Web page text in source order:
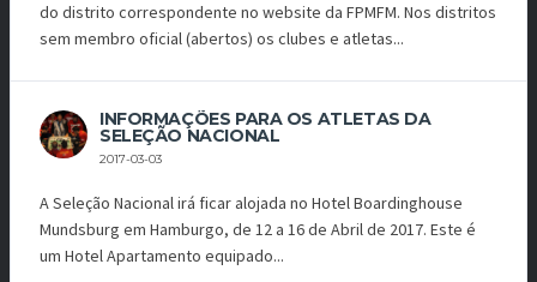
do distrito correspondente no website da FPMFM. Nos distritos
sem membro oficial (abertos) os clubes e atletas...
INFORMAÇÕES PARA OS ATLETAS DA
SELEÇÃO NACIONAL
2017-03-03
A Seleção Nacional irá ficar alojada no Hotel Boardinghouse
Mundsburg em Hamburgo, de 12 a 16 de Abril de 2017. Este é
um Hotel Apartamento equipado...